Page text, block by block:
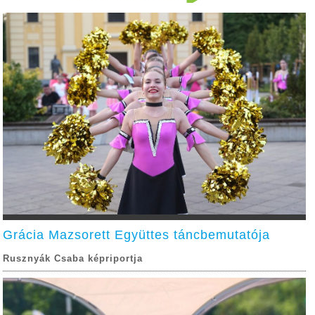
Grácia Mazsorett Együttes táncbemutatója
Rusznyák Csaba képriportja